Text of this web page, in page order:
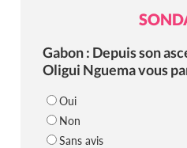
Gabon : Depuis son
Oligui Nguema vous
Oui
Non
Sans avis